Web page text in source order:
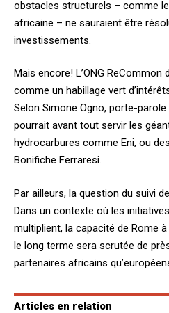
obstacles structurels – comme
africaine – ne sauraient être
investissements.
Mais encore! L’ONG ReCommon
comme un habillage vert
Selon Simone Ogno, porte-parole
pourrait avant tout servir les
hydrocarbures comme Eni, ou
Bonifiche Ferraresi.
Par ailleurs, la question du suivi
Dans un contexte où les
multiplient, la capacité de Rome
le long terme sera scrutée de
partenaires africains
Articles en relation